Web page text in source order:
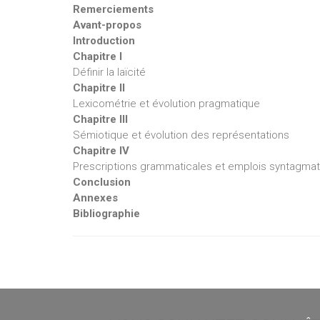
Remerciements
Avant-propos
Introduction
Chapitre I
Définir la laïcité
Chapitre II
Lexicométrie et évolution pragmatique
Chapitre III
Sémiotique et évolution des représentations
Chapitre IV
Prescriptions grammaticales et emplois
Conclusion
Annexes
Bibliographie